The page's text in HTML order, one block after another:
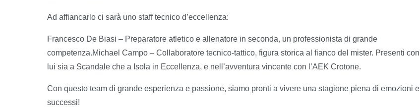
Ad affiancarlo ci sarà uno staff tecnico d’eccellenza:
Francesco De Biasi – Preparatore atletico e allenatore in seconda, un professionista di grande
competenza.Michael Campo – Collaboratore tecnico-tattico, figura storica al fianco del mister. Presenti con
lui sia a Scandale che a Isola in Eccellenza, e nell’avventura vincente con l’AEK Crotone.
Con questo team di grande esperienza e passione, siamo pronti a vivere una stagione piena di emozioni e
successi!